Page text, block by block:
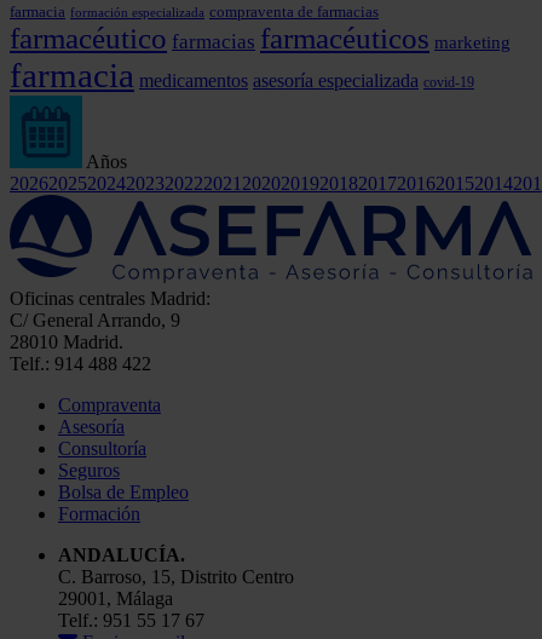
farmacia formación especializada compraventa de farmacias
farmacéutico farmacias farmacéuticos marketing
farmacia medicamentos asesoría especializada covid-19
Años
202620252024202320222021 2020201920182017201620152014
Oficinas centrales Madrid:
C/ General Arrando, 9
28010 Madrid.
Telf.: 914 488 422
Compraventa
Asesoría
Consultoría
Seguros
Bolsa de Empleo
Formación
ANDALUCÍA.
C. Barroso, 15, Distrito Centro
29001, Málaga
Telf.: 951 55 17 67